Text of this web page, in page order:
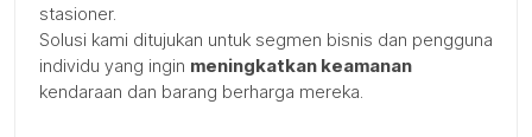
stasioner.
Solusi kami ditujukan untuk segmen bisnis dan pengguna
individu yang ingin meningkatkan keamanan
kendaraan dan barang berharga mereka.